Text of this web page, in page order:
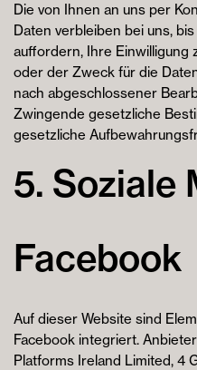
Die von Ihnen an uns per
Daten verbleiben bei uns,
auffordern, Ihre Einwilligung
oder der Zweck für die
nach abgeschlossener
Zwingende gesetzliche
gesetzliche
5. Soziale
Facebook
Auf dieser Website sind
Facebook integriert.
Platforms Ireland Limited, 4